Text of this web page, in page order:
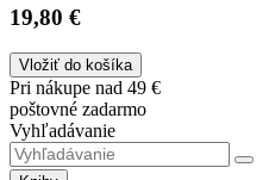
19,80 €
Vložiť do košíka
Pri nákupe nad 49 €
poštovné zadarmo
Vyhľadávanie